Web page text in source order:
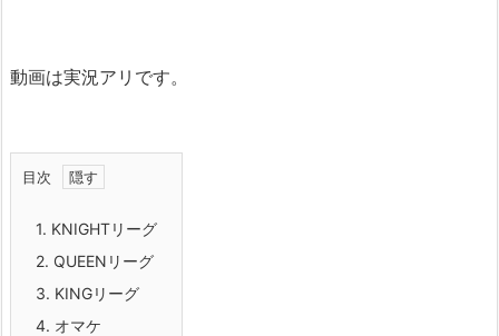
動画は実況アリです。
目次
1. KNIGHTリーグ
2. QUEENリーグ
3. KINGリーグ
4. オマケ